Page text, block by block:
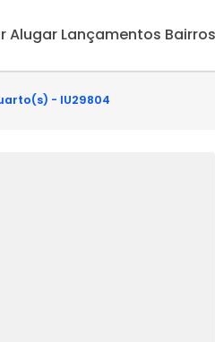
Alugar Lançamentos Bairros
- IU29804